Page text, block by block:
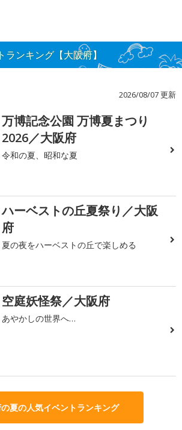
ンキング【大阪府】
2026/08/07 更新
万博記念公園 万博夏まつり
2026／大阪府
令和の夏、昭和な夏
ハーベストの丘夏祭り／大阪
府
夏の夜をハーベストの丘で楽しめる
空庭妖怪祭／大阪府
あやかしの世界へ…
夏の人気イベントランキング